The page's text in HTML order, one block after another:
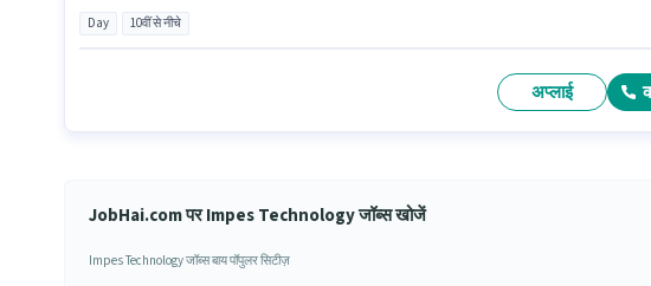
Day 10वीं से नीचे
अप्लाई
JobHai.com पर Impes Technology जॉब्स खोजें
Impes Technology जॉब्स बाय पॉपुलर सिटीज़